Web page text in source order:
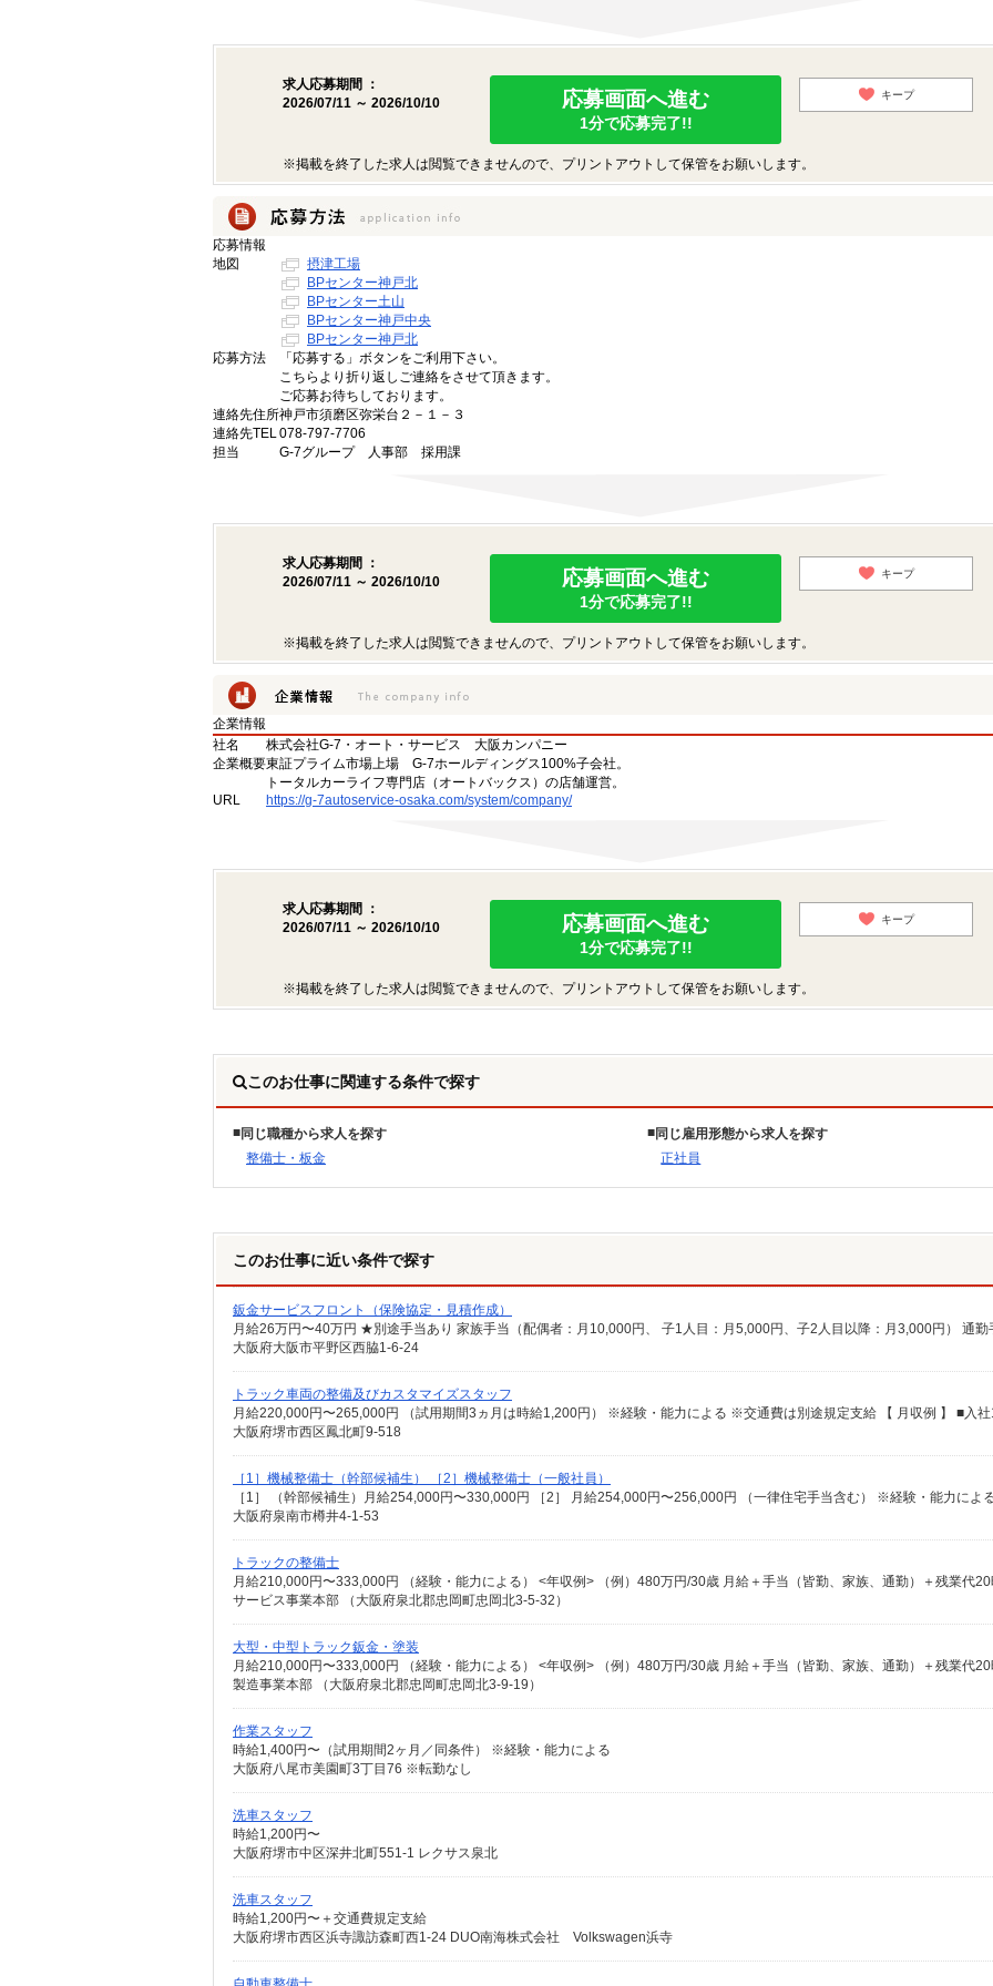
求人応募期間 ：
2026/07/11 ～ 2026/10/10
応募画面へ進む
1分で応募完了!!
キープ
※掲載を終了した求人は閲覧できませんので、プリントアウトして保管をお願いします。
応募情報
地図
摂津工場
BPセンター神戸北
BPセンター土山
BPセンター神戸中央
BPセンター神戸北
応募方法
「応募する」ボタンをご利用下さい。
こちらより折り返しご連絡をさせて頂きます。
ご応募お待ちしております。
連絡先住所神戸市須磨区弥栄台２－１－３
連絡先TEL078-797-7706
担当
G-7グループ 人事部 採用課
求人応募期間 ：
2026/07/11 ～ 2026/10/10
応募画面へ進む
1分で応募完了!!
キープ
※掲載を終了した求人は閲覧できませんので、プリントアウトして保管をお願いします。
企業情報
社名
株式会社G-7・オート・サービス 大阪カンパニー
企業概要東証プライム市場上場 G-7ホールディングス100%子会社。
トータルカーライフ専門店（オートバックス）の店舗運営。
URL
https://g-7autoservice-osaka.com/system/company/
求人応募期間 ：
2026/07/11 ～ 2026/10/10
応募画面へ進む
1分で応募完了!!
キープ
※掲載を終了した求人は閲覧できませんので、プリントアウトして保管をお願いします。
このお仕事に関連する条件で探す
同じ職種から求人を探す
整備士・板金
同じ雇用形態から求人を探す
正社員
このお仕事に近い条件で探す
鈑金サービスフロント（保険協定・見積作成）
大阪府大阪市平野区西脇1-6-24
トラック車両の整備及びカスタマイズスタッフ
大阪府堺市西区鳳北町9-518
［1］機械整備士（幹部候補生） ［2］機械整備士（一般社員）
大阪府泉南市樽井4-1-53
トラックの整備士
サービス事業本部 （大阪府泉北郡忠岡町忠岡北3-5-32）
大型・中型トラック鈑金・塗装
製造事業本部 （大阪府泉北郡忠岡町忠岡北3-9-19）
作業スタッフ
時給1,400円〜（試用期間2ヶ月／同条件） ※経験・能力による
大阪府八尾市美園町3丁目76 ※転勤なし
洗車スタッフ
時給1,200円〜
大阪府堺市中区深井北町551-1 レクサス泉北
洗車スタッフ
時給1,200円〜＋交通費規定支給
大阪府堺市西区浜寺諏訪森町西1-24 DUO南海株式会社 Volkswagen浜寺